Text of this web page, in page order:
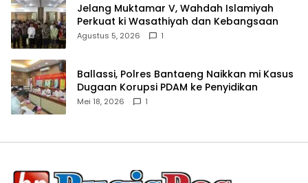
Jelang Muktamar V, Wahdah Islamiyah
Perkuat ki Wasathiyah dan Kebangsaan
Agustus 5, 2026 1
Ballassi, Polres Bantaeng Naikkan mi Kasus
Dugaan Korupsi PDAM ke Penyidikan
Mei 18, 2026 1